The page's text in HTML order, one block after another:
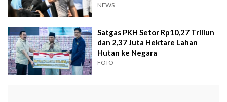
NEWS
Satgas PKH Setor Rp10,27 Triliun
dan 2,37 Juta Hektare Lahan
Hutan ke Negara
FOTO